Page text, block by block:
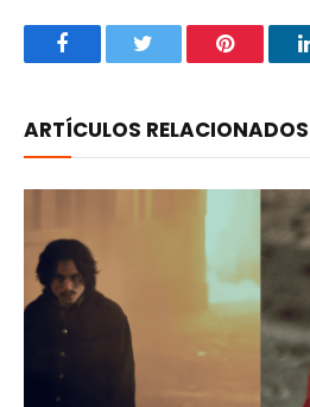
Facebook Pinterest
ARTÍCULOS RELACIONADOS